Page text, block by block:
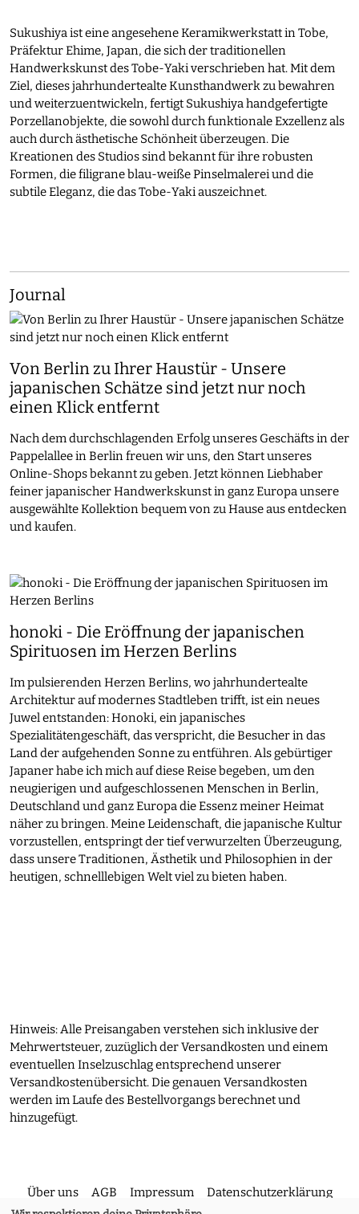
Sukushiya ist eine angesehene Keramikwerkstatt in Tobe,
Präfektur Ehime, Japan, die sich der traditionellen
Handwerkskunst des Tobe-Yaki verschrieben hat. Mit dem
Ziel, dieses jahrhundertealte Kunsthandwerk zu bewahren
und weiterzuentwickeln, fertigt Sukushiya handgefertigte
Porzellanobjekte, die sowohl durch funktionale Exzellenz als
auch durch ästhetische Schönheit überzeugen. Die
Kreationen des Studios sind bekannt für ihre robusten
Formen, die filigrane blau-weiße Pinselmalerei und die
subtile Eleganz, die das Tobe-Yaki auszeichnet.​
Journal
Von Berlin zu Ihrer Haustür - Unsere
japanischen Schätze sind jetzt nur noch
einen Klick entfernt
Nach dem durchschlagenden Erfolg unseres Geschäfts in der
Pappelallee in Berlin freuen wir uns, den Start unseres
Online-Shops bekannt zu geben. Jetzt können Liebhaber
feiner japanischer Handwerkskunst in ganz Europa unsere
ausgewählte Kollektion bequem von zu Hause aus entdecken
und kaufen.
honoki - Die Eröffnung der japanischen
Spirituosen im Herzen Berlins
Im pulsierenden Herzen Berlins, wo jahrhundertealte
Architektur auf modernes Stadtleben trifft, ist ein neues
Juwel entstanden: Honoki, ein japanisches
Spezialitätengeschäft, das verspricht, die Besucher in das
Land der aufgehenden Sonne zu entführen. Als gebürtiger
Japaner habe ich mich auf diese Reise begeben, um den
neugierigen und aufgeschlossenen Menschen in Berlin,
Deutschland und ganz Europa die Essenz meiner Heimat
näher zu bringen. Meine Leidenschaft, die japanische Kultur
vorzustellen, entspringt der tief verwurzelten Überzeugung,
dass unsere Traditionen, Ästhetik und Philosophien in der
heutigen, schnelllebigen Welt viel zu bieten haben.
Hinweis: Alle Preisangaben verstehen sich inklusive der
Mehrwertsteuer, zuzüglich der Versandkosten und einem
eventuellen Inselzuschlag entsprechend unserer
Versandkostenübersicht. Die genauen Versandkosten
werden im Laufe des Bestellvorgangs berechnet und
hinzugefügt.
Über uns AGB Impressum Datenschutzerklärung